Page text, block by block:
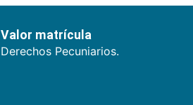
Valor matrícula
Derechos Pecuniarios.